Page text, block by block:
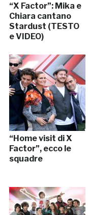
“X Factor”: Mika e
Chiara cantano
Stardust (TESTO
e VIDEO)
“Home visit di X
Factor”, ecco le
squadre